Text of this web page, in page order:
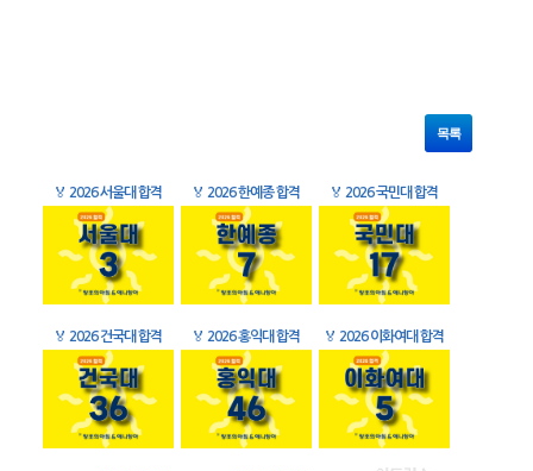
목록
🏅 2026 서울대 합격 🏅 2026 한예종 합격 🏅 2026 국민대 합격
🏅 2026 건국대 합격 🏅 2026 홍익대 합격 🏅 2026 이화여대 합격